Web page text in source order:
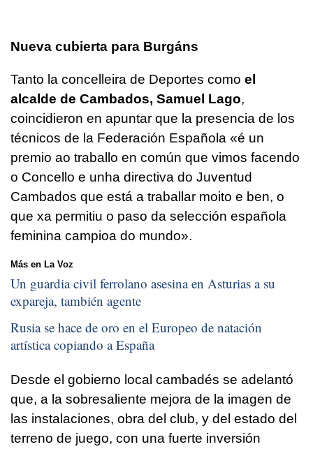
Nueva cubierta para Burgáns
Tanto la concelleira de Deportes como el
alcalde de Cambados, Samuel Lago,
coincidieron en apuntar que la presencia de los
técnicos de la Federación Española «é un
premio ao traballo en común que vimos facendo
o Concello e unha directiva do Juventud
Cambados que está a traballar moito e ben, o
que xa permitiu o paso da selección española
feminina campioa do mundo».
Más en La Voz
Un guardia civil ferrolano asesina en Asturias a su
expareja, también agente
Rusia se hace de oro en el Europeo de natación
artística copiando a España
Desde el gobierno local cambadés se adelantó
que, a la sobresaliente mejora de la imagen de
las instalaciones, obra del club, y del estado del
terreno de juego, con una fuerte inversión